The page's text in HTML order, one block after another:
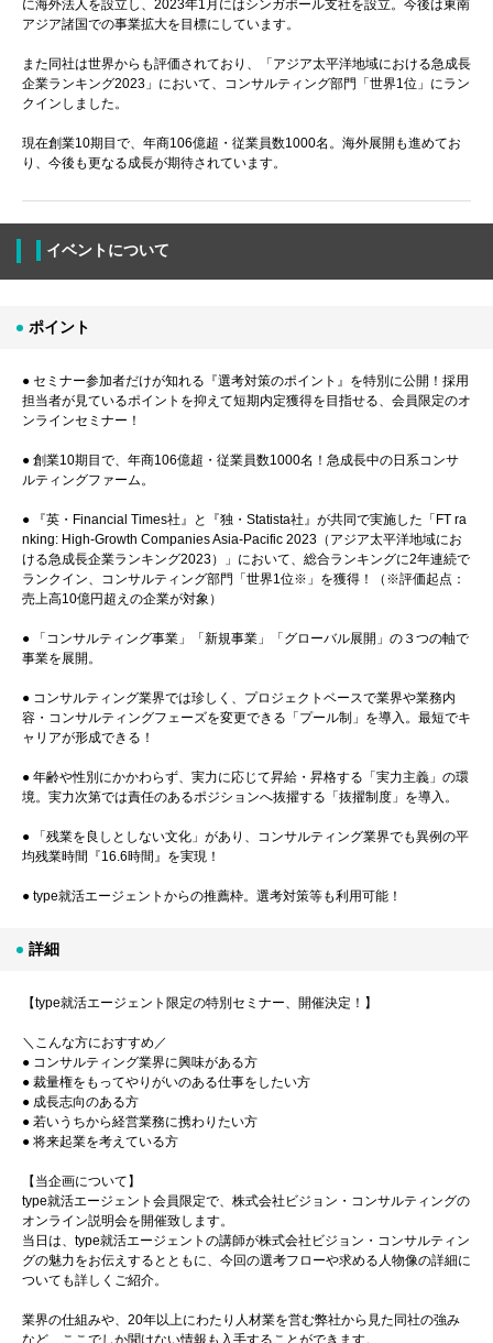
に海外法人を設立し、2023年1月にはシンガポール支社を設立。今後は東南
アジア諸国での事業拡大を目標にしています。
また同社は世界からも評価されており、「アジア太平洋地域における急成長
企業ランキング2023」において、コンサルティング部門「世界1位」にラン
クインしました。
現在創業10期目で、年商106億超・従業員数1000名。海外展開も進めてお
り、今後も更なる成長が期待されています。
イベントについて
ポイント
● セミナー参加者だけが知れる『選考対策のポイント』を特別に公開！採用
担当者が見ているポイントを抑えて短期内定獲得を目指せる、会員限定のオ
ンラインセミナー！
● 創業10期目で、年商106億超・従業員数1000名！急成長中の日系コンサ
ルティングファーム。
● 『英・Financial Times社』と『独・Statista社』が共同で実施した「FT ra
nking: High-Growth Companies Asia-Pacific 2023（アジア太平洋地域にお
ける急成長企業ランキング2023）」において、総合ランキングに2年連続で
ランクイン、コンサルティング部門「世界1位※」を獲得！（※評価起点：
売上高10億円超えの企業が対象）
● 「コンサルティング事業」「新規事業」「グローバル展開」の３つの軸で
事業を展開。
● コンサルティング業界では珍しく、プロジェクトベースで業界や業務内
容・コンサルティングフェーズを変更できる「プール制」を導入。最短でキ
ャリアが形成できる！
● 年齢や性別にかかわらず、実力に応じて昇給・昇格する「実力主義」の環
境。実力次第では責任のあるポジションへ抜擢する「抜擢制度」を導入。
● 「残業を良しとしない文化」があり、コンサルティング業界でも異例の平
均残業時間『16.6時間』を実現！
● type就活エージェントからの推薦枠。選考対策等も利用可能！
詳細
【type就活エージェント限定の特別セミナー、開催決定！】
＼こんな方におすすめ／
● コンサルティング業界に興味がある方
● 裁量権をもってやりがいのある仕事をしたい方
● 成長志向のある方
● 若いうちから経営業務に携わりたい方
● 将来起業を考えている方
【当企画について】
type就活エージェント会員限定で、株式会社ビジョン・コンサルティングの
オンライン説明会を開催致します。
当日は、type就活エージェントの講師が株式会社ビジョン・コンサルティン
グの魅力をお伝えするとともに、今回の選考フローや求める人物像の詳細に
ついても詳しくご紹介。
業界の仕組みや、20年以上にわたり人材業を営む弊社から見た同社の強み
など、ここでしか聞けない情報も入手することができます。